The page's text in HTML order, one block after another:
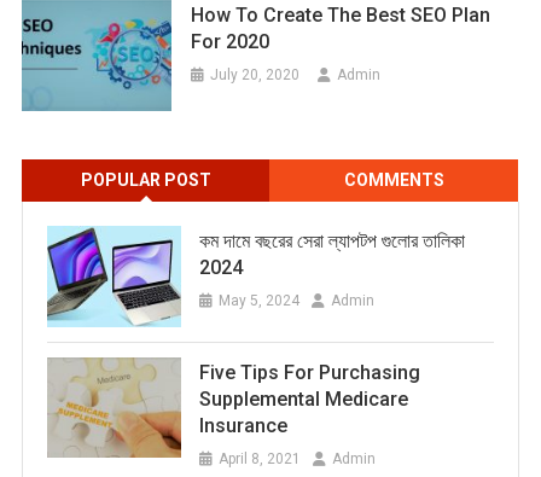
How To Create The Best SEO Plan
For 2020
July 20, 2020 Admin
POPULAR POST COMMENTS
কম দামে বছরের সেরা ল্যাপটপ গুলোর তালিকা
2024
May 5, 2024 Admin
Five Tips For Purchasing
Supplemental Medicare
Insurance
April 8, 2021 Admin